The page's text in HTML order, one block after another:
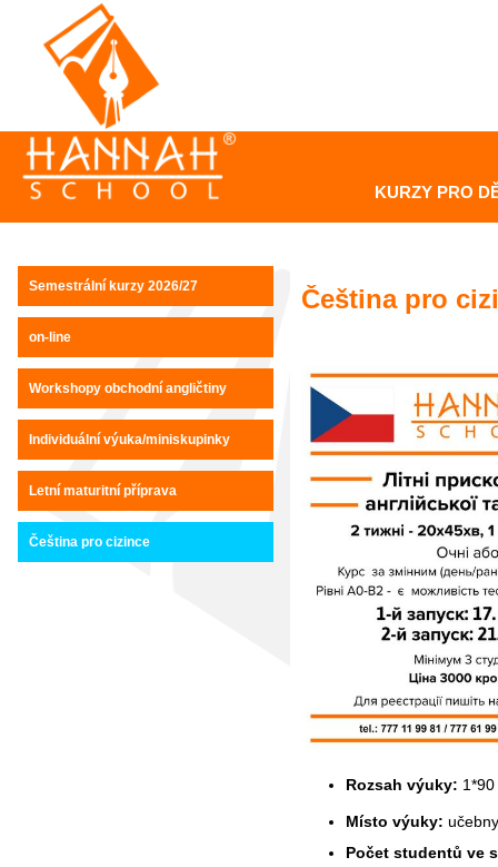
KURZY PRO
Semestrální kurzy 2026/27
on-line
Workshopy obchodní angličtiny
Individuální výuka/miniskupinky
Letní maturitní příprava
Čeština pro cizince
Čeština pro
Rozsah výuky:
Místo výuky:
Počet studentů ve